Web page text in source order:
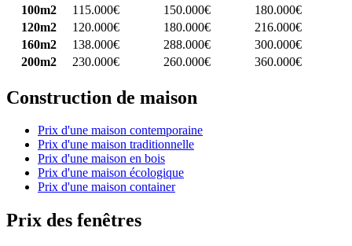
100m2
115.000€ 150.000€
180.000€
120m2
120.000€ 180.000€
216.000€
160m2
138.000€ 288.000€
300.000€
200m2
230.000€ 260.000€ 360.000€
Construction de maison
Prix d'une maison contemporaine
Prix d'une maison traditionnelle
Prix d'une maison en bois
Prix d'une maison écologique
Prix d'une maison container
Prix des fenêtres